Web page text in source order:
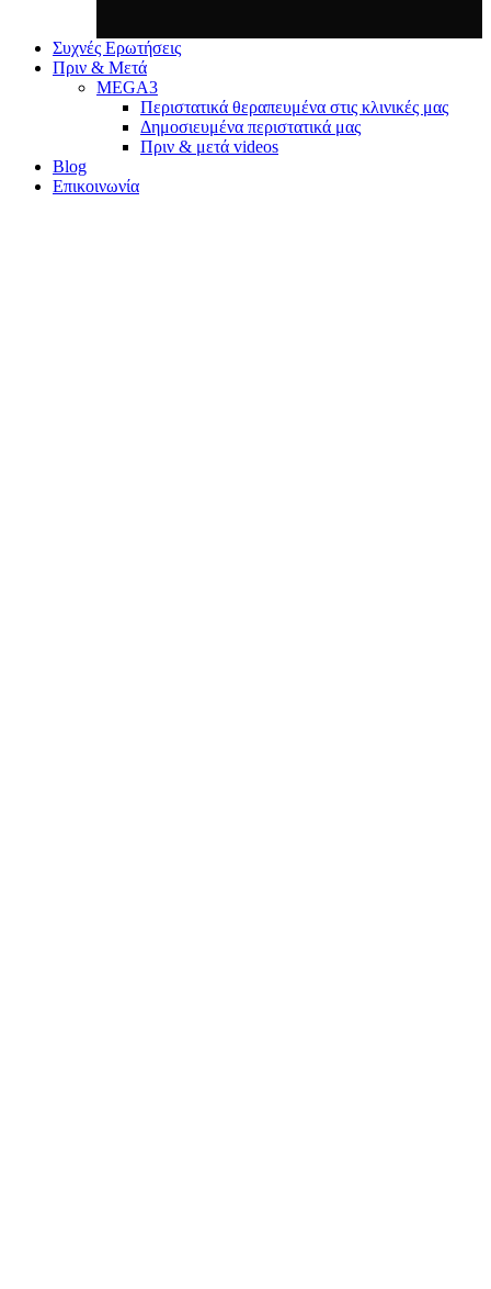
Συχνές Ερωτήσεις
Πριν & Μετά
MEGA3
Περιστατικά θεραπευμένα στις κλινικές μας
Δημοσιευμένα περιστατικά μας
Πριν & μετά videos
Blog
Επικοινωνία